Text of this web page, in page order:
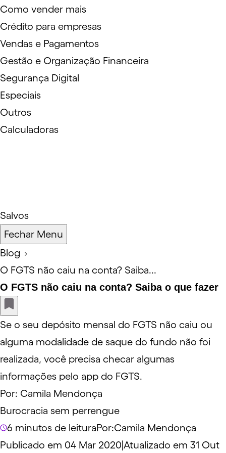
Como vender mais
Crédito para empresas
Vendas e Pagamentos
Gestão e Organização Financeira
Segurança Digital
Especiais
Outros
Calculadoras
Salvos
Fechar Menu
Blog
O FGTS não caiu na conta? Saiba...
O FGTS não caiu na conta? Saiba o que fazer
Se o seu depósito mensal do FGTS não caiu ou
alguma modalidade de saque do fundo não foi
realizada, você precisa checar algumas
informações pelo app do FGTS.
Por: Camila Mendonça
Burocracia sem perrengue
6 minutos de leituraPor:Camila Mendonça
Publicado em 04 Mar 2020 Atualizado em 31 Out